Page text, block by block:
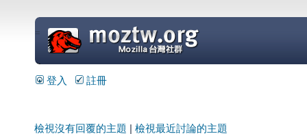
=
登入 註冊
檢視沒有回覆的主題 檢視最近討論的主題